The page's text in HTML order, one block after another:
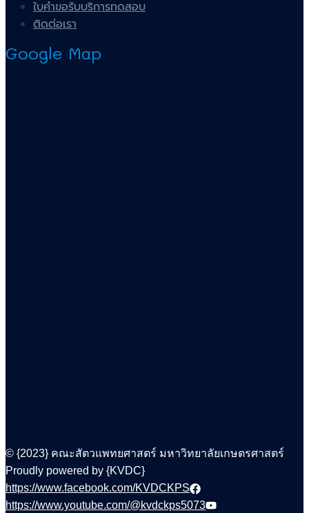
ใบคำขอรับบริการทดสอบ
ติดต่อเรา
Google Map
© {2023} คณะสัตวแพทยศาสตร์ มหาวิทยาลัยเกษตรศาสตร์
Proudly powered by {KVDC}
https://www.facebook.com/KVDCKPS
https://www.youtube.com/@kvdckps5073